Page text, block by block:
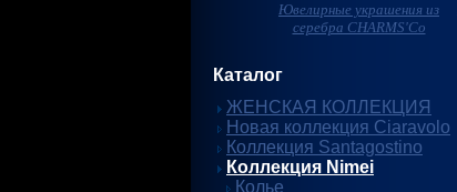
Ювелирные украшения из
серебра CHARMS'Co
Каталог
ЖЕНСКАЯ КОЛЛЕКЦИЯ
Новая коллекция Ciaravolo
Коллекция Santagostino
Коллекция Nimei
Колье